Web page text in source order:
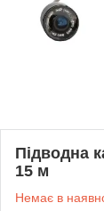
Підводна
15 м
Немає в